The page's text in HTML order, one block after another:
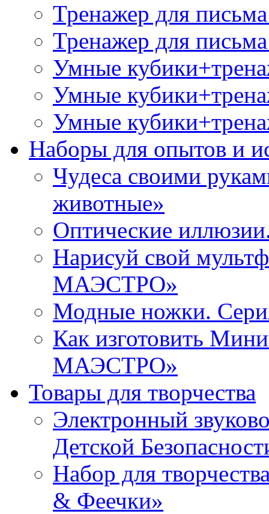
Тренажер для
Тренажер для
Умные
Умные
Умные
Наборы для опытов и
Чудеса своими
животные»
Оптические
Нарисуй свой
МАЭСТРО»
Модные ножки.
Как изготовить
МАЭСТРО»
Товары для творчества
Электронный
Детской
Набор для
& Феечки»